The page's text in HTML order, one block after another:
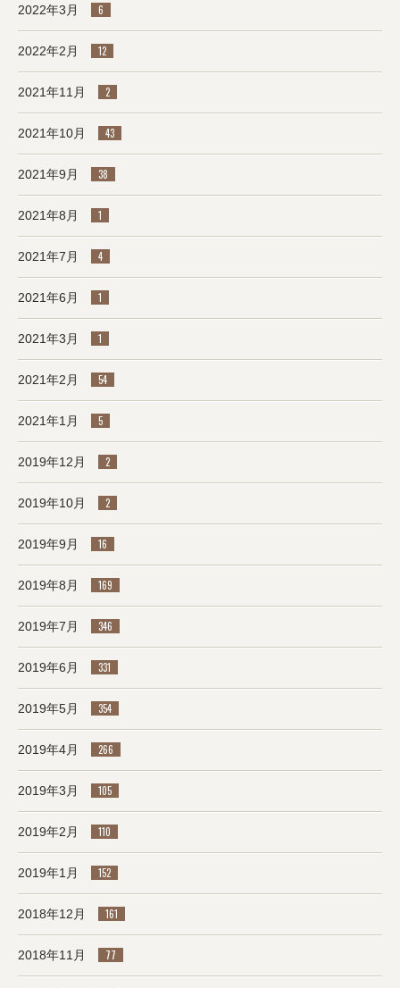
2022年3月 6
2022年2月 12
2021年11月 2
2021年10月 43
2021年9月 38
2021年8月 1
2021年7月 4
2021年6月 1
2021年3月 1
2021年2月 54
2021年1月 5
2019年12月 2
2019年10月 2
2019年9月 16
2019年8月 169
2019年7月 346
2019年6月 331
2019年5月 354
2019年4月 266
2019年3月 105
2019年2月 110
2019年1月 152
2018年12月 161
2018年11月 77